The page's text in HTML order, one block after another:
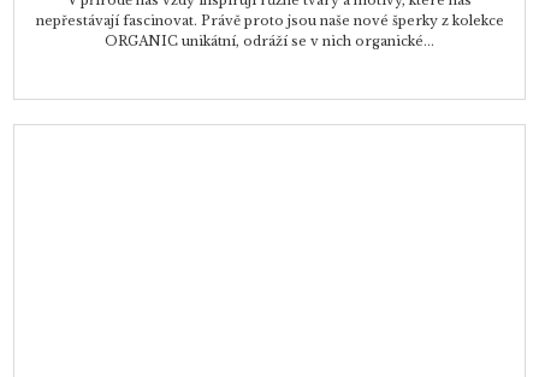
nepřestávají fascinovat. Právě proto jsou naše nové šperky z kolekce
ORGANIC unikátní, odráží se v nich organické...